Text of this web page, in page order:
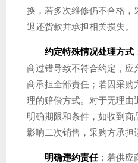
换，若多次维修仍不合格，
退还货款并承担相关损失。
约定特殊情况处理方式
商过错导致不符合约定，应
商承担全部责任；若因采购
理的赔偿方式。对于无理由
明确期限和条件，如收到
影响二次销售，采购方承担
明确违约责任：若供应